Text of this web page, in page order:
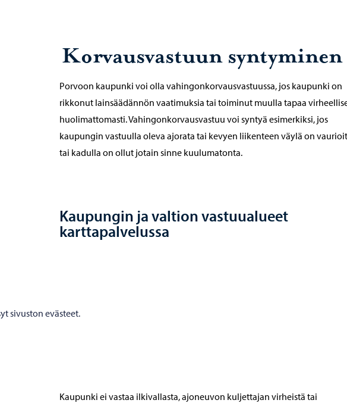
Korvausvastuun syntyminen
Porvoon kaupunki voi olla vahingonkorvausvastuussa, jos kaupunki on
rikkonut lainsäädännön vaatimuksia tai toiminut muulla tapaa
huolimattomasti. Vahingonkorvausvastuu voi syntyä esimerkiksi, jos
kaupungin vastuulla oleva ajorata tai kevyen liikenteen väylä on
tai kadulla on ollut jotain sinne kuulumatonta.
Kaupungin ja valtion vastuualueet
karttapalvelussa
sivuston evästeet.
Kaupunki ei vastaa ilkivallasta, ajoneuvon kuljettajan virheistä tai